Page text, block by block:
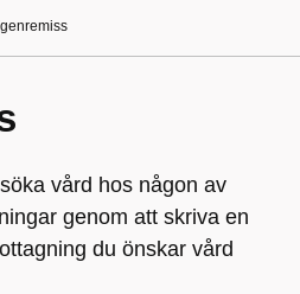
vård hos någon av
genom att skriva en
du önskar vård